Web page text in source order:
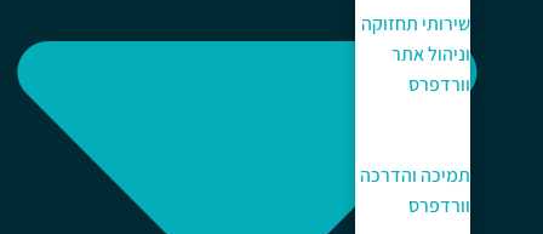
שירותי תחזוקה
וניהול אתר
וורדפרס
תמיכה והדרכה
וורדפרס